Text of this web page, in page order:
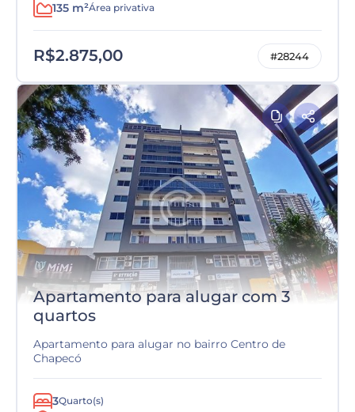
135 m²Área privativa
R$2.875,00 #28244
Apartamento para alugar com 3
quartos
Apartamento para alugar no bairro Centro de
Chapecó
3Quarto(s)